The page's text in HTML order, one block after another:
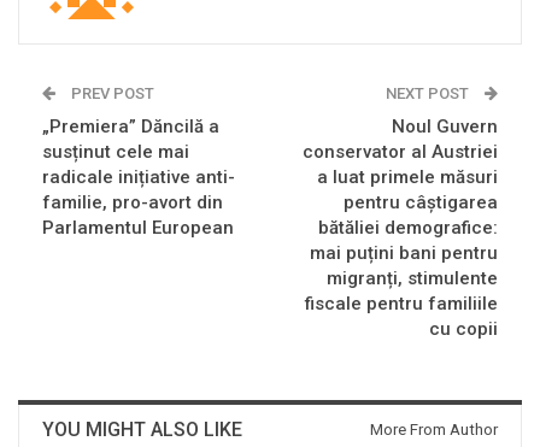
PREV POST
„Premiera” Dăncilă a
susținut cele mai
radicale inițiative anti-
familie, pro-avort din
Parlamentul European
NEXT POST
Noul Guvern
conservator al Austriei
a luat primele măsuri
pentru câștigarea
bătăliei demografice:
mai puțini bani pentru
migranți, stimulente
fiscale pentru familiile
cu copii
YOU MIGHT ALSO LIKE More From Author